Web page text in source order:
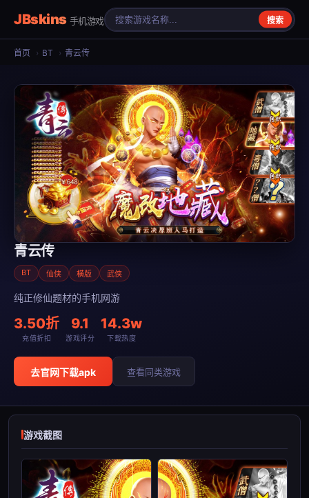
JBskins 手机游戏 搜索
首页 › BT › 青云传
青云传
BT 仙侠 横版 武侠
纯正修仙题材的手机网游
3.50折
充值折扣
9.1
游戏评分
14.3w
下载热度
去官网下载apk 查看同类游戏
游戏截图